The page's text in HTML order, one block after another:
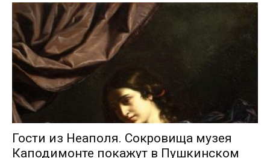
Гости из Неаполя. Сокровища музея
Каподимонте покажут в Пушкинском